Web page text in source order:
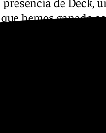
que hemos ganado
no jugó en la
del Rey. Son
el transcurso
para lo que